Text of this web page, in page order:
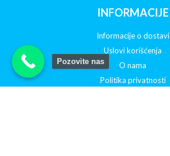
INFORMACIJE
Informacije o dostavi
Uslovi korišćenja
O nama
Politika privatnosti
Pozovite nas